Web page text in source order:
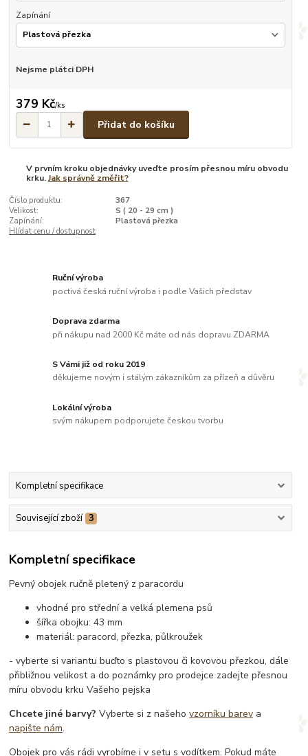
Zapínání
Nejsme plátci DPH
379 Kč/ks
Přidat do košíku
V prvním kroku objednávky uveďte prosím přesnou míru obvodu
krku.Jak správně změřit?
Číslo produktu:
367
Velikost:
S ( 20 - 29 cm )
Zapínání:
Plastová přezka
Hlídat cenu / dostupnost
Ruční výroba
poctivá česká ruční výroba i podle Vašich představ
Doprava zdarma
při nákupu nad 2000 Kč máte od nás dopravu ZDARMA
S Vámi již od roku 2019
děkujeme novým i stálým zákazníkům za přízeň a důvěru
Lokální výroba
svým nákupem podporujete českou tvorbu
Kompletní specifikace
Související zboží 3
Kompletní specifikace
Pevný obojek ručně pletený z paracordu
vhodné pro střední a velká plemena psů
šířka obojku: 43 mm
materiál: paracord, přezka, půlkroužek
- vyberte si variantu buďto s plastovou či kovovou přezkou, dále
přibližnou velikost a do poznámky pro prodejce zadejte přesnou
míru obvodu krku Vašeho pejska
Chcete jiné barvy? Vyberte si z našehovzorníku barev a
napište nám.
Obojek pro vás rádi vyrobíme i v setu s vodítkem. Pokud máte